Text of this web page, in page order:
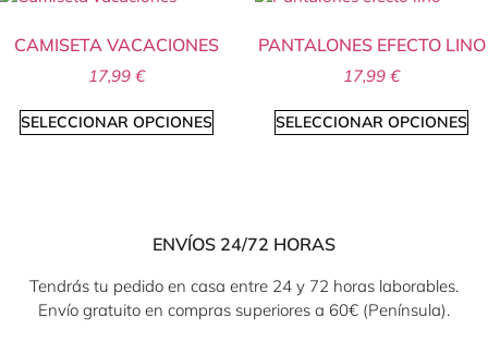
CAMISETA VACACIONES
17,99 €
SELECCIONAR OPCIONES
PANTALONES EFECTO LINO
17,99 €
SELECCIONAR OPCIONES
ENVÍOS 24/72 HORAS
Tendrás tu pedido en casa entre 24 y 72 horas laborables.
Envío gratuito en compras superiores a 60€ (Península).